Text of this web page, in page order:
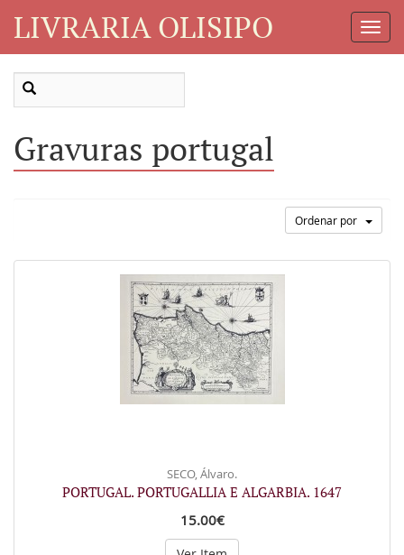
LIVRARIA OLISIPO
Gravuras portugal
Ordenar por
SECO, Álvaro.
PORTUGAL. PORTUGALLIA E ALGARBIA. 1647
15.00€